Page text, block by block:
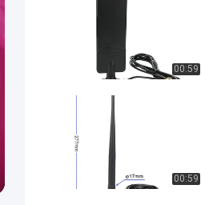
00:59
00:59